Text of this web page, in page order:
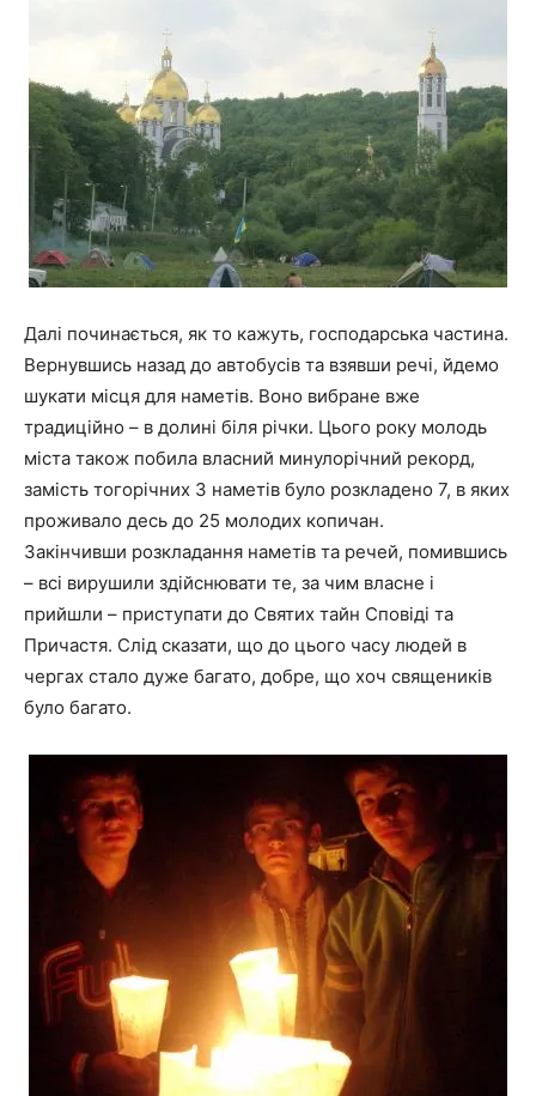
Далі починається, як то кажуть, господарська частина.
Вернувшись назад до автобусів та взявши речі, йдемо
шукати місця для наметів. Воно вибране вже
традиційно – в долині біля річки. Цього року молодь
міста також побила власний минулорічний рекорд,
замість тогорічних 3 наметів було розкладено 7, в яких
проживало десь до 25 молодих копичан.
Закінчивши розкладання наметів та речей, помившись
– всі вирушили здійснювати те, за чим власне і
прийшли – приступати до Святих тайн Сповіді та
Причастя. Слід сказати, що до цього часу людей в
чергах стало дуже багато, добре, що хоч священиків
було багато.